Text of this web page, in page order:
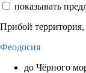
показывать
Прибой территория,
Феодосия
до Чёрного